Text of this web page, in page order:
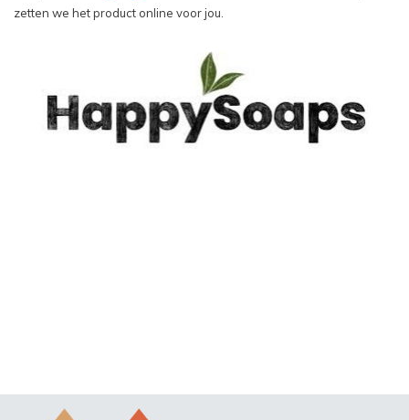
zetten we het product online voor jou.